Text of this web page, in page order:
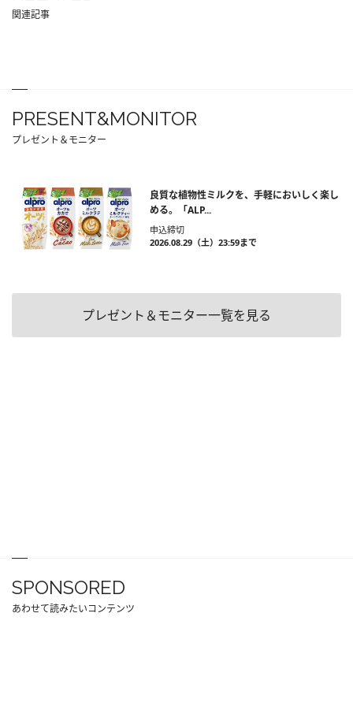
関連記事
PRESENT&MONITOR
プレゼント＆モニター
良質な植物性ミルクを、手軽においしく楽し
める。「ALP...
申込締切
2026.08.29（土）23:59まで
プレゼント＆モニター一覧を見る
SPONSORED
あわせて読みたいコンテンツ